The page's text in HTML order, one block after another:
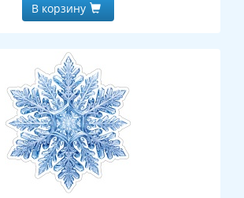
В корзину